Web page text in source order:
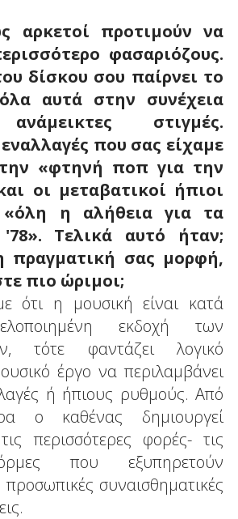
αρκετοί προτιμούν να
φασαριόζους.
δίσκου σου παίρνει το
αυτά στην συνέχεια
στιγμές.
που σας είχαμε
«φτηνή ποπ για την
οι μεταβατικοί ήπιοι
η αλήθεια για τα
Τελικά αυτό ήταν;
πραγματική σας μορφή,
πιο ώριμοι;
ότι η μουσική είναι κατά
εκδοχή των
τότε φαντάζει λογικό
έργο να περιλαμβάνει
ή ήπιους ρυθμούς. Από
ο καθένας δημιουργεί
περισσότερες φορές- τις
που εξυπηρετούν
προσωπικές συναισθηματικές